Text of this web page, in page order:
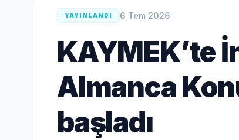
YAYINLANDI 6 Tem 2026
KAYMEK’te
Almanca
başladı